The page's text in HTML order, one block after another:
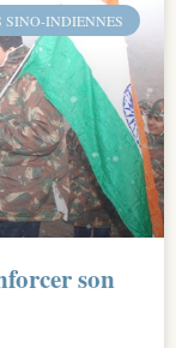
SINO-INDIENNES
son